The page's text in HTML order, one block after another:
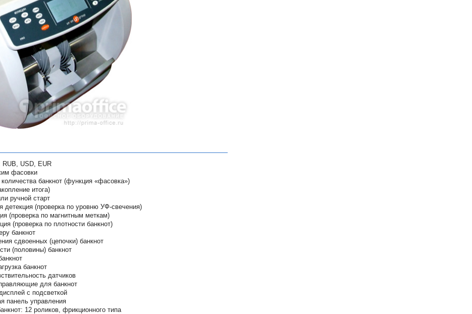
USD, EUR
фасовки
банкнот (функция «фасовка»)
итога)
ручной старт
детекция (проверка по уровню УФ-свечения)
(проверка по магнитным меткам)
(проверка по плотности банкнот)
банкнот
сдвоенных (цепочки) банкнот
(половины) банкнот
банкнот
датчиков
для банкнот
с подсветкой
панель управления
12 роликов, фрикционного типа